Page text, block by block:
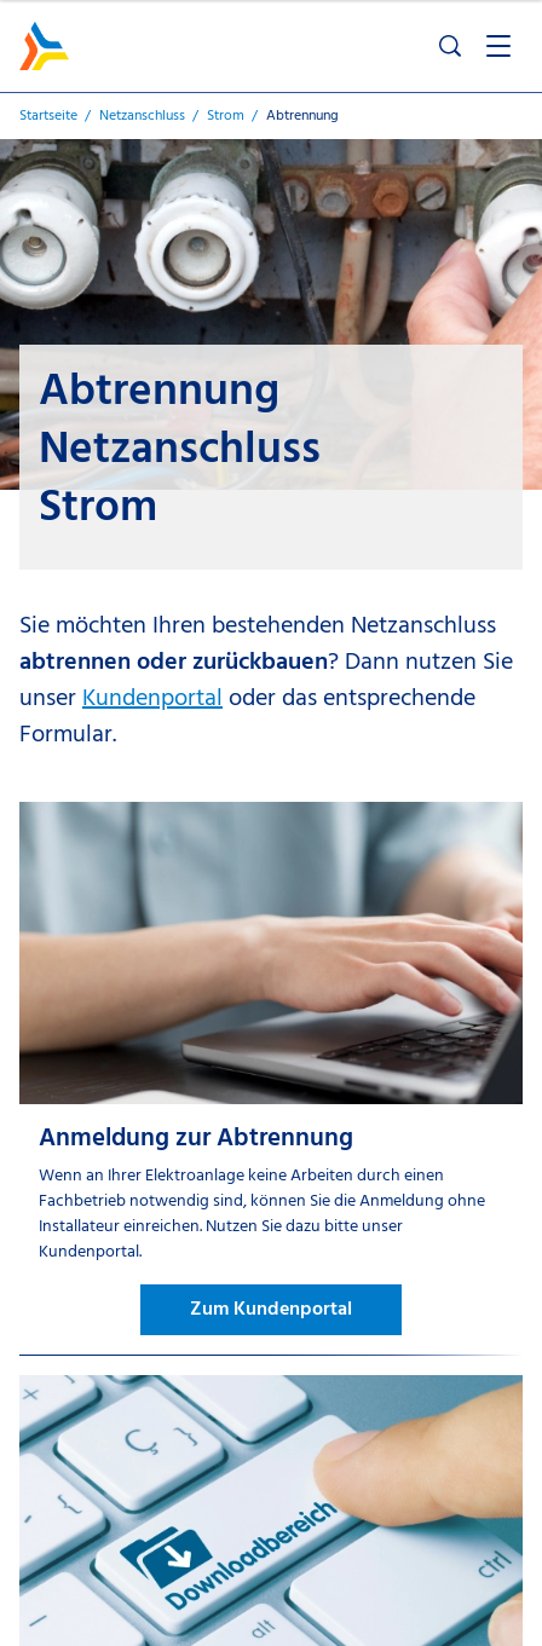
Startseite Netzanschluss Strom Abtrennung
Abtrennung
Netzanschluss
Strom
Sie möchten Ihren bestehenden Netzanschluss
abtrennen oder zurückbauen? Dann nutzen Sie
unserKundenportaloder das entsprechende
Formular.
Anmeldung zur Abtrennung
Wenn an Ihrer Elektroanlage keine Arbeiten durch einen
Fachbetrieb notwendig sind, können Sie die Anmeldung ohne
Installateur einreichen. Nutzen Sie dazu bitte unser
Kundenportal.
Zum Kundenportal